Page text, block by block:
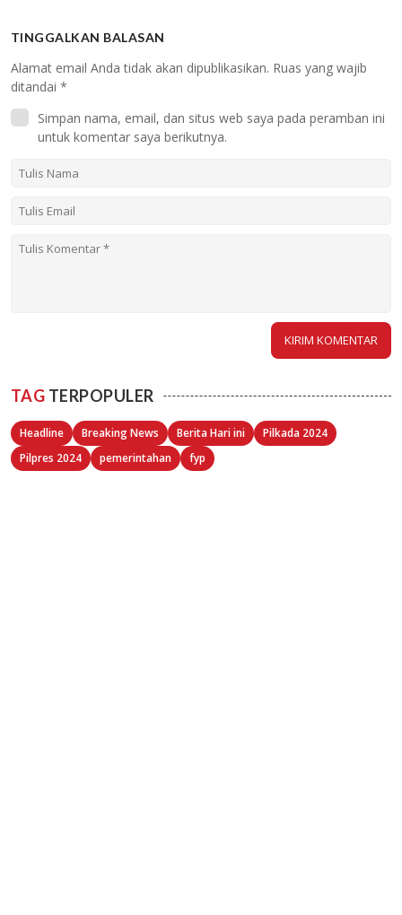
TINGGALKAN BALASAN
Alamat email Anda tidak akan dipublikasikan. Ruas yang wajib
ditandai *
Simpan nama, email, dan situs web saya pada peramban ini
untuk komentar saya berikutnya.
TAG TERPOPULER
Headline Breaking News Berita Hari ini
Pilkada 2024
Pilpres 2024
pemerintahan fyp